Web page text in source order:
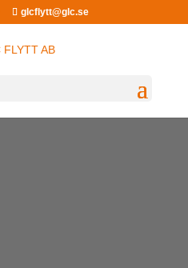
glcflytt@glc.se